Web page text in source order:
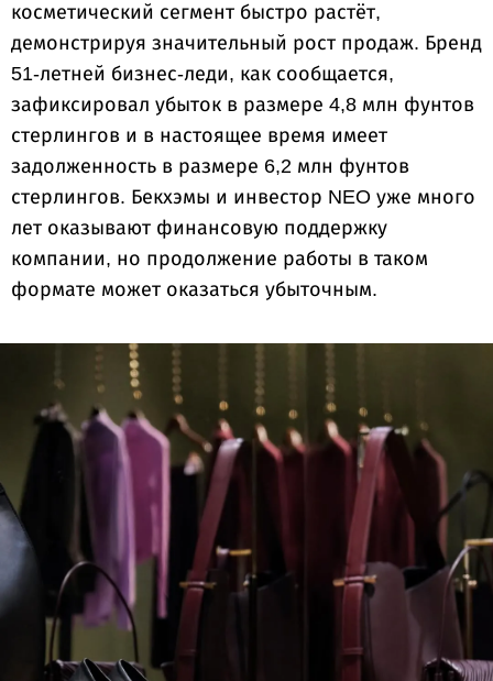
косметический сегмент быстро растёт,
демонстрируя значительный рост продаж. Бренд
51-летней бизнес-леди, как сообщается,
зафиксировал убыток в размере 4,8 млн фунтов
стерлингов и в настоящее время имеет
задолженность в размере 6,2 млн фунтов
стерлингов. Бекхэмы и инвестор NEO уже много
лет оказывают финансовую поддержку
компании, но продолжение работы в таком
формате может оказаться убыточным.